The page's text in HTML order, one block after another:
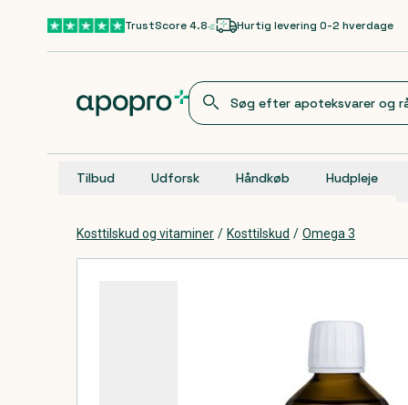
Gå til hovedindholdTrustScore 4.8 Hurtig levering 0-2 hverdage
Tilbud Udforsk Håndkøb Hudpleje
Kosttilskud og vitaminer / Kosttilskud / Omega 3